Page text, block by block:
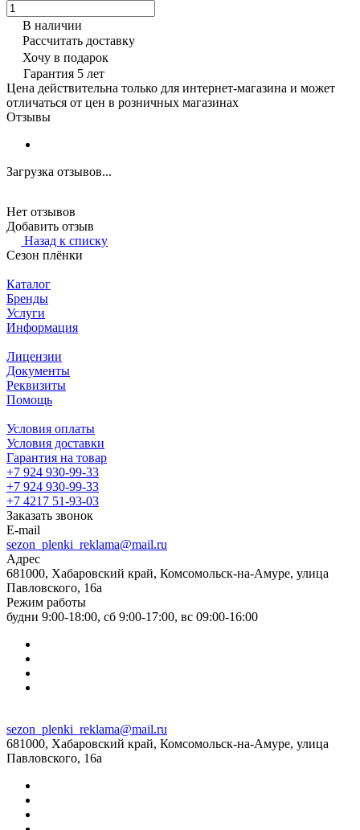
В наличии
Рассчитать доставку
Хочу в подарок
Гарантия 5 лет
Цена действительна только для интернет-магазина и может
отличаться от цен в розничных магазинах
Отзывы
Загрузка отзывов...
Нет отзывов
Добавить отзыв
Назад к списку
Сезон плёнки
Каталог
Бренды
Услуги
Информация
Лицензии
Документы
Реквизиты
Помощь
Условия оплаты
Условия доставки
Гарантия на товар
+7 924 930-99-33
+7 924 930-99-33
+7 4217 51-93-03
Заказать звонок
E-mail
sezon_plenki_reklama@mail.ru
Адрес
681000, Хабаровский край, Комсомольск-на-Амуре, улица
Павловского, 16а
Режим работы
будни 9:00-18:00, сб 9:00-17:00, вс 09:00-16:00
sezon_plenki_reklama@mail.ru
681000, Хабаровский край, Комсомольск-на-Амуре, улица
Павловского, 16а